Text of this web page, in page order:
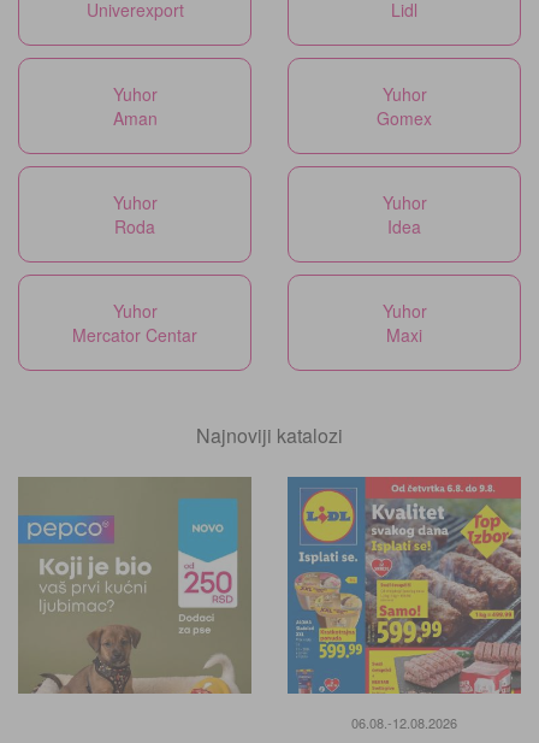
Univerexport
Lidl
Yuhor
Aman
Yuhor
Gomex
Yuhor
Roda
Yuhor
Idea
Yuhor
Mercator Centar
Yuhor
Maxi
Najnoviji katalozi
06.08.-12.08.2026